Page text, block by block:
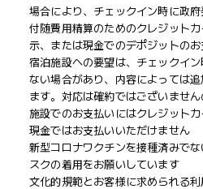
場合により、チェックイン時に政
付随費用精算のためのクレジット
示、または現金でのデポジットの
宿泊施設への要望は、チェックイ
ない場合があり、内容によっては
ます。対応は確約ではございませ
施設でのお支払いにはクレジットカ
現金ではお支払いいただけません
新型コロナワクチンを接種済みで
スクの着用をお願いしています
文化的規範とお客様に求められる